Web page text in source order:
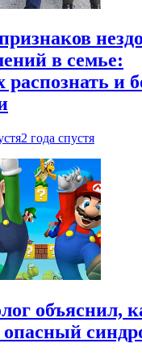
в семье:
распознать и
2 года спустя
объяснил,
опасный